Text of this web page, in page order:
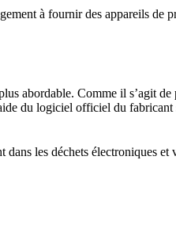
à fournir des appareils de
abordable. Comme il s’agit
du logiciel officiel du
les déchets électroniques et